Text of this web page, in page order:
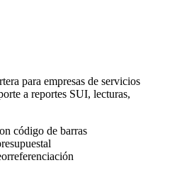
para empresas de servicios
a reportes SUI, lecturas,
código de barras